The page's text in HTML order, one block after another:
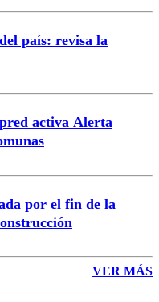
país: revisa la
activa Alerta
por el fin de la
VER MÁS